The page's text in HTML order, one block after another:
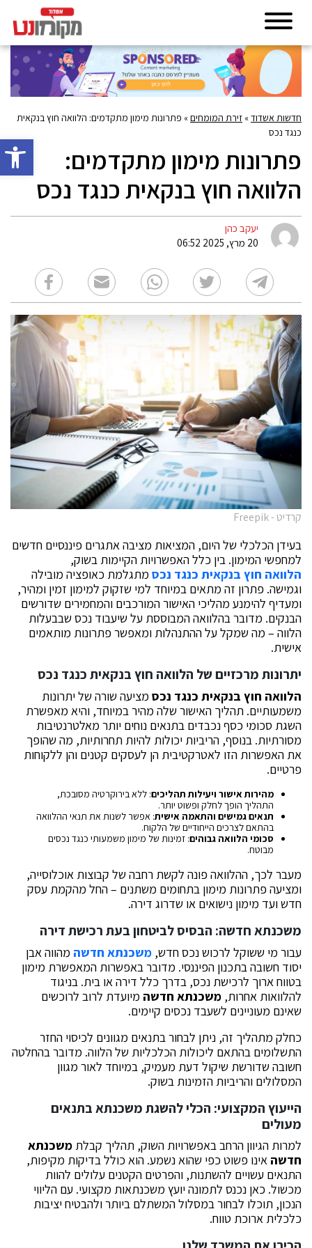
פתח
חדשות אשדוד» זירת המומחים» פתרונות מימון מתקדמים: הלוואה חוץ בנקאית
כנגד נכס
פתרונות מימון מתקדמים:
הלוואה חוץ בנקאית כנגד נכס
יעקב כהן
20 מרץ, 2025 06:52
קרדיט - Freepik
בעידן הכלכלי של היום, המציאות מציבה אתגרים פיננסיים חדשים
למחפשי המימון. בין כלל האפשרויות הקיימות בשוק,
הלוואה חוץ בנקאית כנגד נכסמתגלמת כאופציה מובילה
וגמישה. פתרון זה מתאים במיוחד למי שזקוק למימון זמין ומהיר,
ומעדיף להימנע מהליכי האישור המורכבים והמחמירים שדורשים
הבנקים. מדובר בהלוואה המבוססת על שיעבוד נכס שבבעלות
הלווה – מה שמקל על ההתנהלות ומאפשר פתרונות מותאמים
אישית.
יתרונות מרכזיים של הלוואה חוץ בנקאית כנגד נכס
הלוואה חוץ בנקאית כנגד נכסמציעה שורה של יתרונות
משמעותיים. תהליך האישור שלה מהיר במיוחד, והיא מאפשרת
השגת סכומי כסף נכבדים בתנאים נוחים יותר מאלטרנטיבות
מסורתיות. בנוסף, הריביות יכולות להיות תחרותיות, מה שהופך
את האפשרות הזו לאטרקטיבית הן לעסקים קטנים והן ללקוחות
פרטיים.
מהירות אישור ויעילות תהליכים: ללא בירוקרטיה מסובכת,
התהליך הופך לחלק ופשוט יותר.
תנאים גמישים והתאמה אישית: אפשר לשנות את תנאי ההלוואה
בהתאם לצרכים הייחודיים של הלקוח.
סכומי הלוואה גבוהים: זמינות של מימון משמעותי כנגד נכסים
מבוטח.
מעבר לכך, ההלוואה פונה לקשת רחבה של קבוצות אוכלוסייה,
ומציעה פתרונות מימון בתחומים משתנים – החל מהקמת עסק
חדש ועד מימון נישואים או שדרוג דירה.
משכנתא חדשה: הבסיס לביטחון בעת רכישת דירה
עבור מי ששוקל לרכוש נכס חדש, משכנתא חדשהמהווה אבן
יסוד חשובה בתכנון הפיננסי. מדובר באפשרות המאפשרת מימון
בטווח ארוך לרכישת נכס, בדרך כלל דירה או בית. בניגוד
להלוואות אחרות, משכנתא חדשהמיועדת לרוב לרוכשים
שאינם מעוניינים לשעבד נכסים קיימים.
כחלק מתהליך זה, ניתן לבחור בתנאים מגוונים לכיסוי החזר
התשלומים בהתאם ליכולות הכלכליות של הלווה. מדובר בהחלטה
חשובה שדורשת שיקול דעת מעמיק, במיוחד לאור מגוון
המסלולים והריביות הזמינות בשוק.
הייעוץ המקצועי: הכלי להשגת משכנתא בתנאים
מעולים
למרות הגיוון הרחב באפשרויות השוק, תהליך קבלת משכנתא
חדשהאינו פשוט כפי שהוא נשמע. הוא כולל בדיקות מקיפות,
התנאים עשויים להשתנות, והפרטים הקטנים עלולים להוות
מכשול. כאן נכנס לתמונה יועץ משכנתאות מקצועי. עם הליווי
הנכון, תוכלו לבחור במסלול המשתלם ביותר ולהבטיח יציבות
כלכלית ארוכת טווח.